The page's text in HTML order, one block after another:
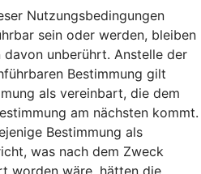
Nutzungsbedingungen
sein oder werden, bleiben
unberührt. Anstelle der
Bestimmung gilt
als vereinbart, die dem
am nächsten kommt.
Bestimmung als
was nach dem Zweck
worden wäre, hätten die